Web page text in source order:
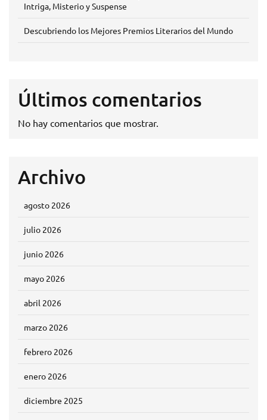
Intriga, Misterio y Suspense
Descubriendo los Mejores Premios Literarios del Mundo
Últimos comentarios
No hay comentarios que mostrar.
Archivo
agosto 2026
julio 2026
junio 2026
mayo 2026
abril 2026
marzo 2026
febrero 2026
enero 2026
diciembre 2025